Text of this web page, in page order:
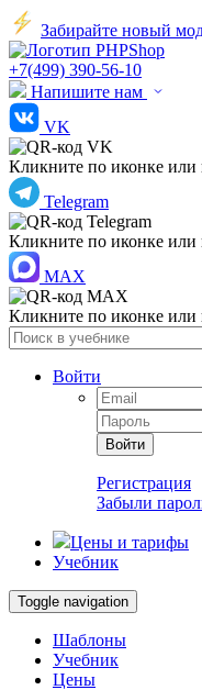
Забирайте новый
+7(499) 390-56-10
Напишите нам
VK
Кликните по иконке или
Telegram
Кликните по иконке или
MAX
Кликните по иконке или
Войти
Войти
Регистрация
Забыли
Цены и тарифы
Учебник
Toggle navigation
Шаблоны
Учебник
Цены